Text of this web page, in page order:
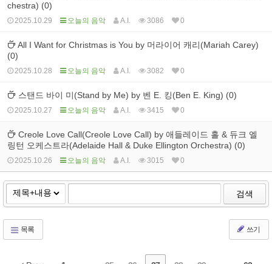
chestra) (0)
2025.10.29 오늘의 음악 A.I. 3086 0
All I Want for Christmas is You by 머라이어 캐리(Mariah Carey)
(0)
2025.10.28 오늘의 음악 A.I. 3082 0
스탠드 바이 미(Stand by Me) by 벤 E. 킹(Ben E. King) (0)
2025.10.27 오늘의 음악 A.I. 3415 0
Creole Love Call(Creole Love Call) by 애들레이드 홀 & 듀크 엘
링턴 오케스트라(Adelaide Hall & Duke Ellington Orchestra) (0)
2025.10.26 오늘의 음악 A.I. 3015 0
검색
목록 쓰기